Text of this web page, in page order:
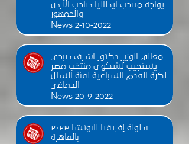
يواجه منتخب ايطاليا صاحب الأرض
والجمهور
News 2-10-2022
معالي الوزير دكتور اشرف صبحي
يستجيب لشكوى منتخب مصر
لكرة القدم السباعية لفئة الشلل
الدماغي
News 20-9-2022
بطولة إفريقيا للبوتشا ٢٠٢٣
بالقاهرة